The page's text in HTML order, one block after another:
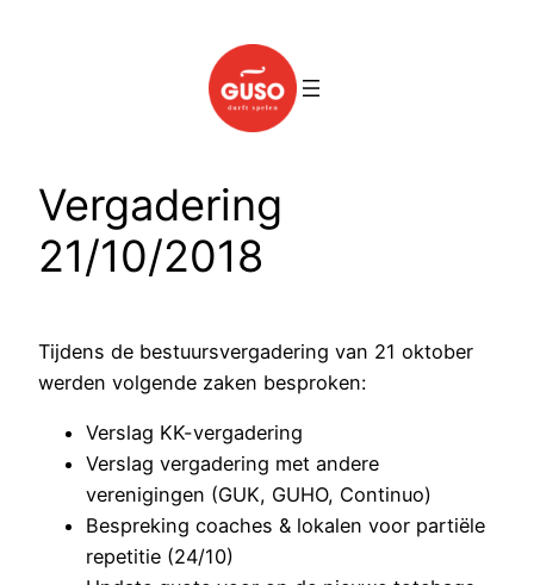
Vergadering
21/10/2018
Tijdens de bestuursvergadering van 21 oktober
werden volgende zaken besproken:
Verslag KK-vergadering
Verslag vergadering met andere
verenigingen (GUK, GUHO, Continuo)
Bespreking coaches & lokalen voor partiële
repetitie (24/10)